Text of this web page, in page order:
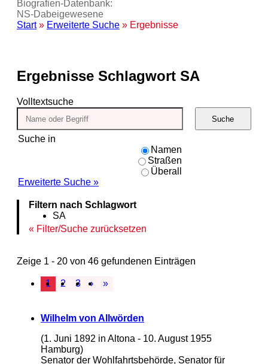
Biografien-Datenbank:
NS‑Dabeigewesene
Start» Erweiterte Suche » Ergebnisse
Ergebnisse Schlagwort SA
Volltextsuche
Suche in
Namen
Straßen
Überall
Erweiterte Suche »
Suche
Filtern nach Schlagwort
SA
Filter/Suche zurücksetzen
Zeige 1 - 20 von 46 gefundenen Einträgen
1 2 3 › »
Wilhelm von Allwörden
(1. Juni 1892 in Altona - 10. August 1955
Hamburg)
Senator der Wohlfahrtsbehörde, Senator für